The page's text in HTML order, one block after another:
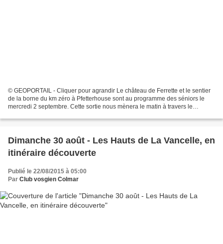
© GEOPORTAIL - Cliquer pour agrandir Le château de Ferrette et le sentier
de la borne du km zéro à Pfetterhouse sont au programme des séniors le
mercredi 2 septembre. Cette sortie nous mènera le matin à travers le
Dimanche 30 août - Les Hauts de La Vancelle, en
itinéraire découverte
Publié le 22/08/2015 à 05:00
Par Club vosgien Colmar